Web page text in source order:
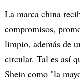
La marca china
compromisos,
limpio, además de
circular. Tal es así
Shein como "la